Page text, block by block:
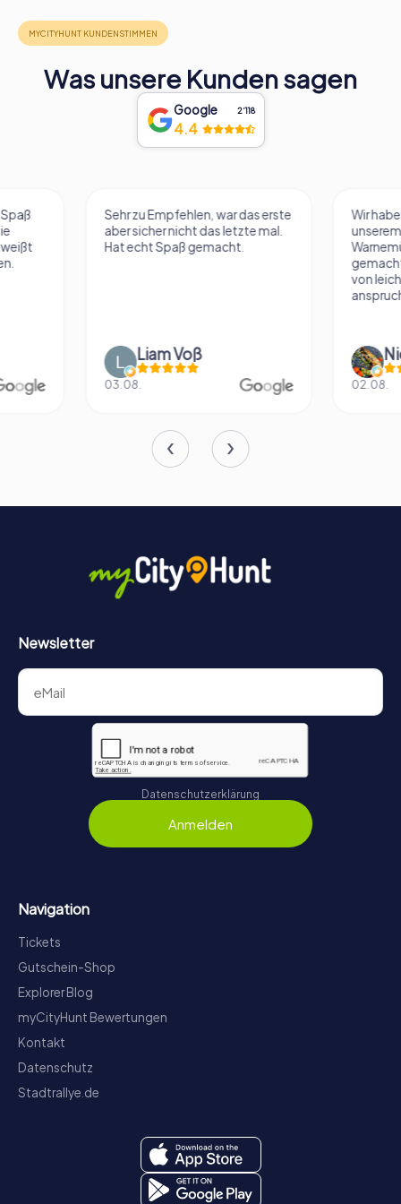
und historische Tiefe dieses bemerkenswerten Palastes
zu erleben.
Was unsere Kunden sagen
Google 2‘118
4.4
Sehr zu Empfehlen, war das erste
aber sicher nicht das letzte mal.
Hat echt Spaß gemacht.
Liam Voß
03.08.
Wir haben die
unserem Heimatort
Warnemünde auf
gemacht. Die
von leicht bis etwas
anspruchsvoll...
02.08.
Newsletter
Datenschutzerklärung
Anmelden
Navigation
Tickets
Gutschein-Shop
Explorer Blog
myCityHunt Bewertungen
Kontakt
Datenschutz
Stadtrallye.de